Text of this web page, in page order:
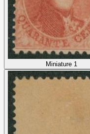
Miniature 1